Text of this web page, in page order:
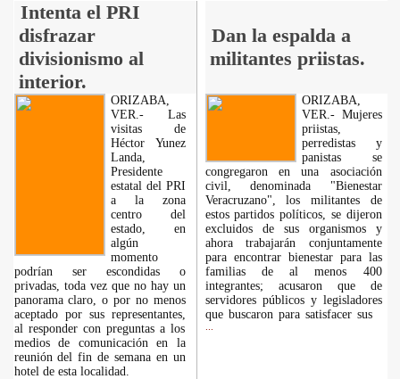
Intenta el PRI
disfrazar
divisionismo al
interior.
Dan la espalda a
militantes priistas.
ORIZABA,
VER.- Las
visitas de
Héctor Yunez
Landa,
Presidente
estatal del PRI
a la zona
centro del
estado, en
algún
momento
podrían ser escondidas o
privadas, toda vez que no hay un
panorama claro, o por no menos
aceptado por sus representantes,
al responder con preguntas a los
medios de comunicación en la
reunión del fin de semana en un
hotel de esta localidad.
ORIZABA,
VER.- Mujeres
priistas,
perredistas y
panistas se
congregaron en una asociación
civil, denominada "Bienestar
Veracruzano", los militantes de
estos partidos políticos, se dijeron
excluidos de sus organismos y
ahora trabajarán conjuntamente
para encontrar bienestar para las
familias de al menos 400
integrantes; acusaron que de
servidores públicos y legisladores
que buscaron para satisfacer sus